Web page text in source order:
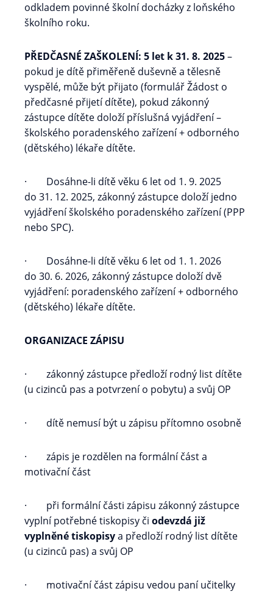
odkladem povinné školní docházky z loňského
školního roku.
PŘEDČASNÉ ZAŠKOLENÍ: 5 let k 31. 8. 2025–
pokud je dítě přiměřeně duševně a tělesně
vyspělé, může být přijato (formulář Žádost o
předčasné přijetí dítěte), pokud zákonný
zástupce dítěte doloží příslušná vyjádření –
školského poradenského zařízení + odborného
(dětského) lékaře dítěte.
· Dosáhne-li dítě věku 6 let od 1. 9. 2025
do 31. 12. 2025, zákonný zástupce doloží jedno
vyjádření školského poradenského zařízení (PPP
nebo SPC).
· Dosáhne-li dítě věku 6 let od 1. 1. 2026
do 30. 6. 2026, zákonný zástupce doloží dvě
vyjádření: poradenského zařízení + odborného
(dětského) lékaře dítěte.
ORGANIZACE ZÁPISU
· zákonný zástupce předloží rodný list dítěte
(u cizinců pas a potvrzení o pobytu) a svůj OP
· dítě nemusí být u zápisu přítomno osobně
· zápis je rozdělen na formální část a
motivační část
· při formální části zápisu zákonný zástupce
vyplní potřebné tiskopisy či odevzdá již
vyplněné tiskopisya předloží rodný list dítěte
(u cizinců pas) a svůj OP
· motivační část zápisu vedou paní učitelky